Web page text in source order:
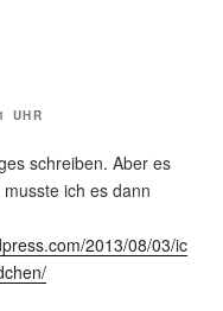
UHR
schreiben. Aber es
ich es dann
2013/08/03/ic